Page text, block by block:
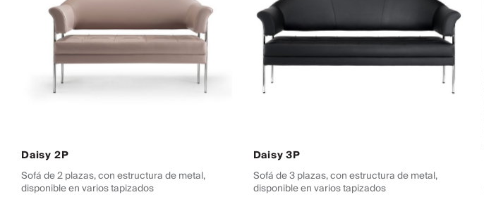
Daisy 2P
Sofá de 2 plazas, con estructura de metal,
disponible en varios tapizados
Daisy 3P
Sofá de 3 plazas, con estructura de metal,
disponible en varios tapizados